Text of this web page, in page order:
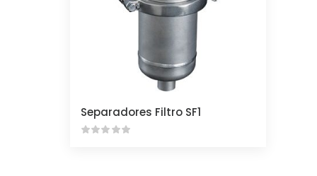
Separadores Filtro SF1